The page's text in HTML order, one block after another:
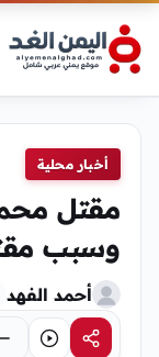
أخبار محلية
مقتل
وسبب
أحمد الفهد
مشاركةاستماع